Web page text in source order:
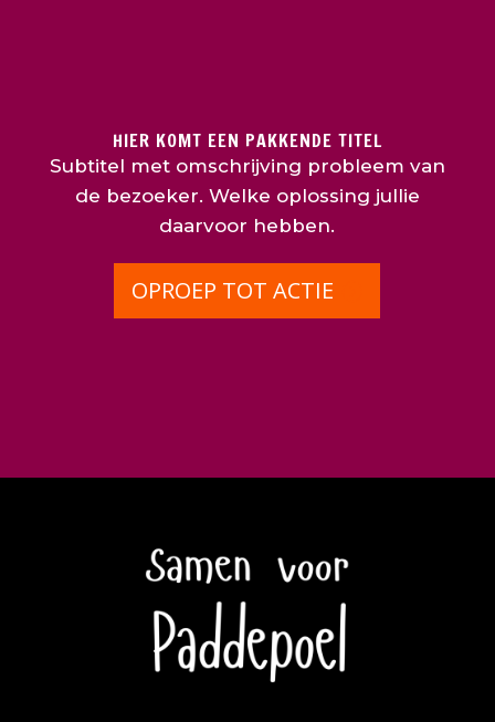
HIER KOMT EEN PAKKENDE TITEL
Subtitel met omschrijving probleem van
de bezoeker. Welke oplossing jullie
daarvoor hebben.
OPROEP TOT ACTIE